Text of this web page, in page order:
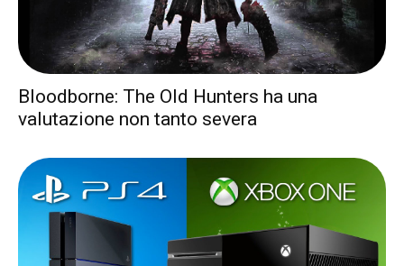
Bloodborne: The Old Hunters ha una
valutazione non tanto severa